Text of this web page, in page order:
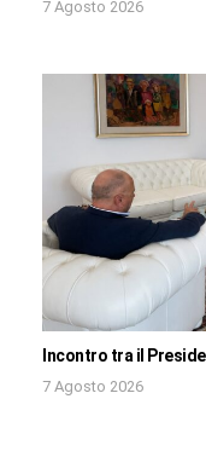
7 Agosto 2026
Incontro tra il
7 Agosto 2026